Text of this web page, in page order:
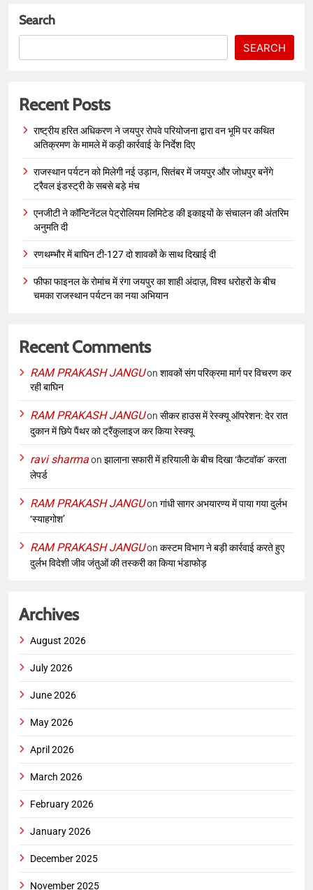
Search
SEARCH
Recent Posts
राष्ट्रीय हरित अधिकरण ने जयपुर रोपवे परियोजना द्वारा वन भूमि पर कथित
अतिक्रमण के मामले में कड़ी कार्रवाई के निर्देश दिए
राजस्थान पर्यटन को मिलेगी नई उड़ान, सितंबर में जयपुर और जोधपुर बनेंगे
ट्रैवल इंडस्ट्री के सबसे बड़े मंच
एनजीटी ने कॉन्टिनेंटल पेट्रोलियम लिमिटेड की इकाइयों के संचालन की अंतरिम
अनुमति दी
रणथम्भौर में बाघिन टी-127 दो शावकों के साथ दिखाई दी
फीफा फाइनल के रोमांच में रंगा जयपुर का शाही अंदाज़, विश्व धरोहरों के बीच
चमका राजस्थान पर्यटन का नया अभियान
Recent Comments
RAM PRAKASH JANGUon शावकों संग परिक्रमा मार्ग पर विचरण कर
रही बाघिन
RAM PRAKASH JANGUon सीकर हाउस में रेस्क्यू ऑपरेशन: देर रात
दुकान में छिपे पैंथर को ट्रैंकुलाइज कर किया रेस्क्यू
ravi sharmaon झालाना सफारी में हरियाली के बीच दिखा ‘कैटवॉक’ करता
लेपर्ड
RAM PRAKASH JANGUon गांधी सागर अभयारण्य में पाया गया दुर्लभ
‘स्याहगोश’
RAM PRAKASH JANGUon कस्टम विभाग ने बड़ी कार्रवाई करते हुए
दुर्लभ विदेशी जीव जंतुओं की तस्करी का किया भंडाफोड़
Archives
August 2026
July 2026
June 2026
May 2026
April 2026
March 2026
February 2026
January 2026
December 2025
November 2025